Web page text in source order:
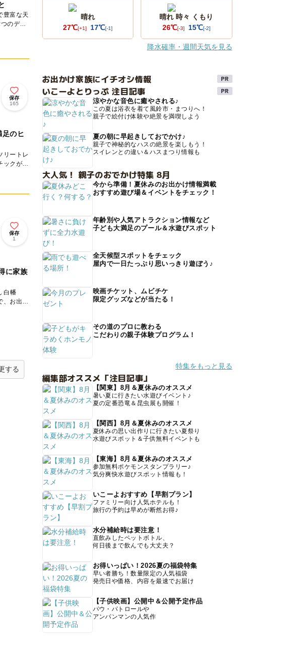
豊富な天
のデザ
保存
165
のヒ
リートレ
ックが遊
保存
1
に家族
白幡
、お出か
する
晴れ
27℃[+1] 17℃[-1]
晴れ 時々 くもり
26℃[-3] 15℃[-2]
降水確率・週間天気を見る
お出かけ家族にイチオシ情報
いこーよとりっぷ 注目記事
涼やかな音色に癒やされる♪
この夏は浴衣を着て風鈴市・まつりへ！
親子で絵付け体験や絶景を満喫しよう
夏の朝に早起きしておでかけ♪
親子で神秘的なハスの絶景を楽しもう！
スイレンとの違い＆ハスまつり情報も
大人気！ 親子のおでかけ特集 8月
今から準備！夏休みのお出かけ情報満載
おすすめ遊び場＆イベントをチェック！
年齢別や人気アトラクション情報など
子ども大満足のプール＆水遊びスポット
全天候型スポットをチェック
屋内で一日たっぷり思いっきり遊ぼう♪
映画チケット、ムビチケ
限定グッズなどが当たる！
その道のプロに教わる
こだわりの親子体験プログラム！
特集をもっと見る
編集部オススメ「注目記事」
【関東】8月＆夏休みのオススメ
暑い夏に行きたい水遊びイベント♪
夏の定番恐竜＆昆虫展も開催！
【関西】8月＆夏休みのオススメ
夏休みの思い出作りに行きたい夏祭り
水遊びスポット＆子供無料イベントも
【東海】8月＆夏休みのオススメ
参加無料ポケモンスタンプラリー♪
気分爽快水遊びスポット情報も！
いこーよおすすめ【早割プラン】
ファミリー向け人気ホテルも！
旅行の予約は早めが断然お得♪
水分補給時は要注意！
直飲みしたペットボトル、
何日後まで飲んでも大丈夫？
お得いっぱい！2026夏の福袋特集
早い者勝ち！数量限定の人気福袋
発売日や価格、内容を最速でお届け
【子供映画】公開中＆公開予定作品
パウ・パトロールや
アンパンマンの人気作